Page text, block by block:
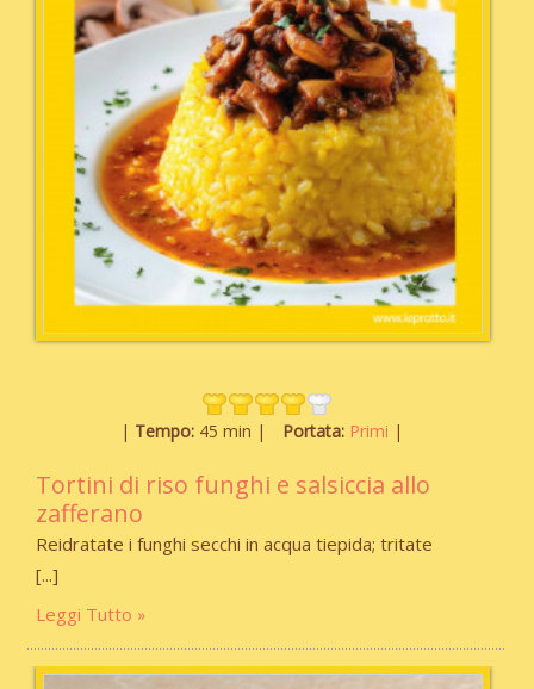
Tempo: 45 min Portata: Primi
Tortini di riso funghi e salsiccia allo
zafferano
Reidratate i funghi secchi in acqua tiepida; tritate
Leggi Tutto